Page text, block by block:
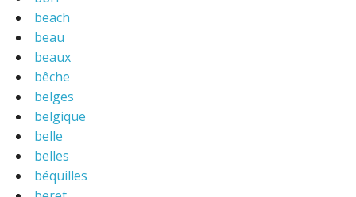
beach
beau
beaux
bêche
belges
belgique
belle
belles
béquilles